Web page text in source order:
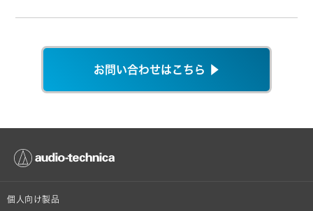
お問い合わせはこちら ▶
個人向け製品